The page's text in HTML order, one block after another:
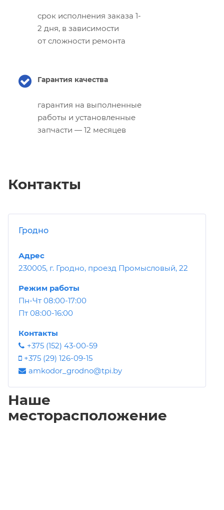
срок исполнения заказа 1-
2 дня, в зависимости
от сложности ремонта
Гарантия качества
гарантия на выполненные
работы и установленные
запчасти — 12 месяцев
Контакты
Гродно
Адрес
230005, г. Гродно, проезд Промысловый, 22
Режим работы
Пн-Чт 08:00-17:00
Пт 08:00-16:00
Контакты
+375 (152) 43-00-59
+375 (29) 126-09-15
amkodor_grodno@tpi.by
Наше
месторасположение